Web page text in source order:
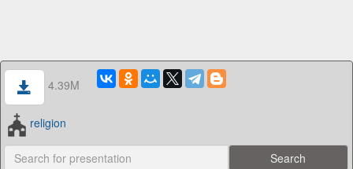
4.39M
religion